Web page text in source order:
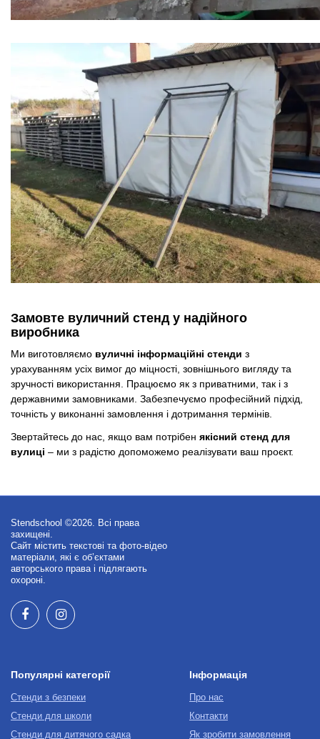
Замовте вуличний стенд у надійного
виробника
Ми виготовляємо вуличні інформаційні стенди з
урахуванням усіх вимог до міцності, зовнішнього вигляду та
зручності використання. Працюємо як з приватними, так і з
державними замовниками. Забезпечуємо професійний підхід,
точність у виконанні замовлення і дотримання термінів.
Звертайтесь до нас, якщо вам потрібен якісний стенд для
вулиці – ми з радістю допоможемо реалізувати ваш проєкт.
Stendschool ©2026. Всі права
захищені.
Сайт містить текстові та фото-відео
матеріали, які є об’єктами
авторського права і підлягають
охороні.
Популярні категорії
Стенди з безпеки
Стенди для школи
Стенди для дитячого садка
Інформація
Про нас
Контакти
Як зробити замовлення